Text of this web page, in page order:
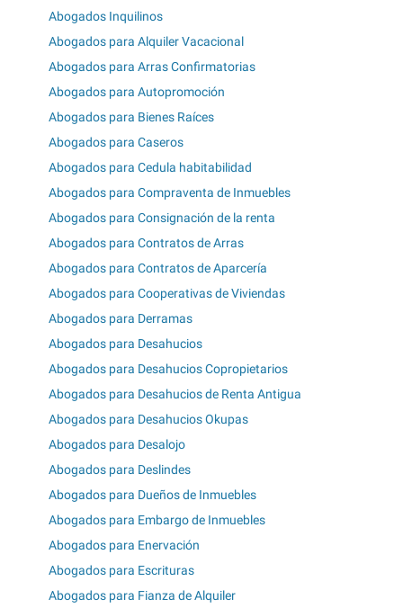
Abogados Inquilinos
Abogados para Alquiler Vacacional
Abogados para Arras Confirmatorias
Abogados para Autopromoción
Abogados para Bienes Raíces
Abogados para Caseros
Abogados para Cedula habitabilidad
Abogados para Compraventa de Inmuebles
Abogados para Consignación de la renta
Abogados para Contratos de Arras
Abogados para Contratos de Aparcería
Abogados para Cooperativas de Viviendas
Abogados para Derramas
Abogados para Desahucios
Abogados para Desahucios Copropietarios
Abogados para Desahucios de Renta Antigua
Abogados para Desahucios Okupas
Abogados para Desalojo
Abogados para Deslindes
Abogados para Dueños de Inmuebles
Abogados para Embargo de Inmuebles
Abogados para Enervación
Abogados para Escrituras
Abogados para Fianza de Alquiler